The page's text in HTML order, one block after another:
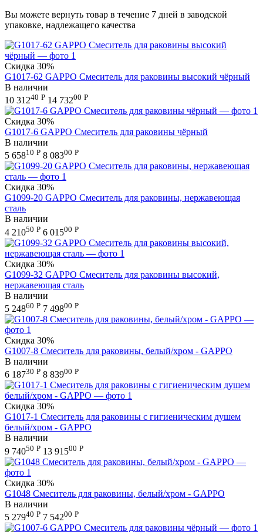
Вы можете вернуть товар в течение 7 дней в заводской
упаковке, надлежащего качества
Скидка 30%
G1017-62 GAPPO Смеситель для раковины высокий чёрный
В наличии
10 31240 Р 14 73200 Р
Скидка 30%
G1017-6 GAPPO Смеситель для раковины чёрный
В наличии
5 65810 Р 8 08300 Р
Скидка 30%
G1099-20 GAPPO Смеситель для раковины, нержавеющая
сталь
В наличии
4 21050 Р 6 01500 Р
Скидка 30%
G1099-32 GAPPO Смеситель для раковины высокий,
нержавеющая сталь
В наличии
5 24860 Р 7 49800 Р
Скидка 30%
G1007-8 Смеситель для раковины, белый/хром - GAPPO
В наличии
6 18730 Р 8 83900 Р
Скидка 30%
G1017-1 Смеситель для раковины с гигиеническим душем
белый/хром - GAPPO
В наличии
9 74050 Р 13 91500 Р
Скидка 30%
G1048 Смеситель для раковины, белый/хром - GAPPO
В наличии
5 27940 Р 7 54200 Р